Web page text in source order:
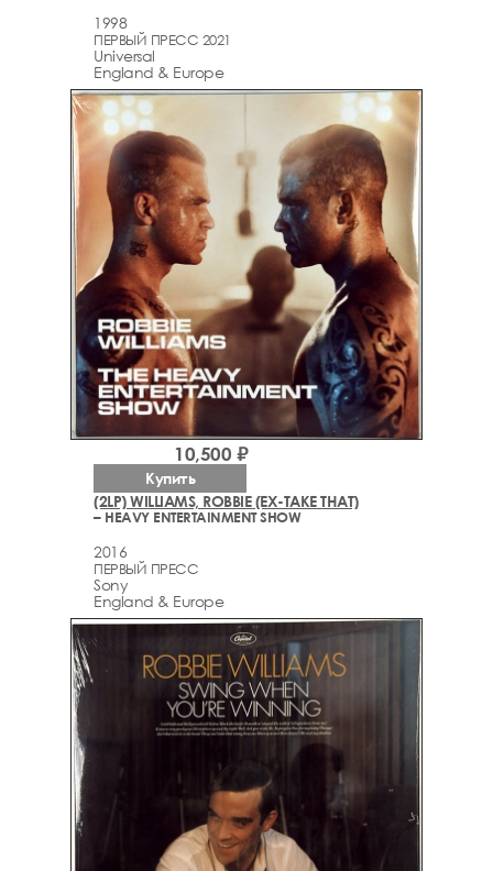
1998
ПЕРВЫЙ ПРЕСС 2021
Universal
England & Europe
(2LP) WILLIAMS, ROBBIE (EX-TAKE THAT)
– HEAVY ENTERTAINMENT SHOW
2016
ПЕРВЫЙ ПРЕСС
Sony
England & Europe
10,500 ₽
Купить